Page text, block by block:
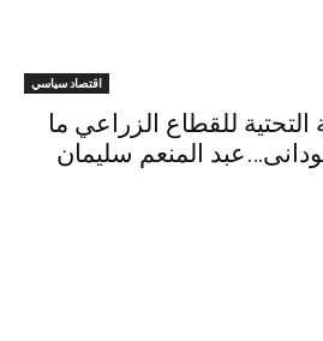
اقتصاد سياسي
التحتية للقطاع الزراعي ما
المنعم سليمان